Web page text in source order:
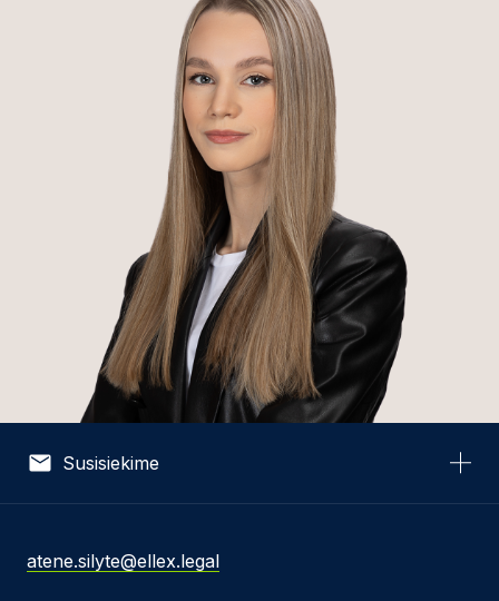
Susisiekime
atene.silyte@ellex.legal